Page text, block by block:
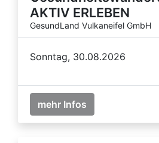
AKTIV ERLEBEN
GesundLand Vulkaneifel GmbH
Sonntag, 30.08.2026
mehr Infos